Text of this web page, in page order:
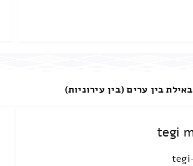
בין ערים (בין עירוניות)
tegi